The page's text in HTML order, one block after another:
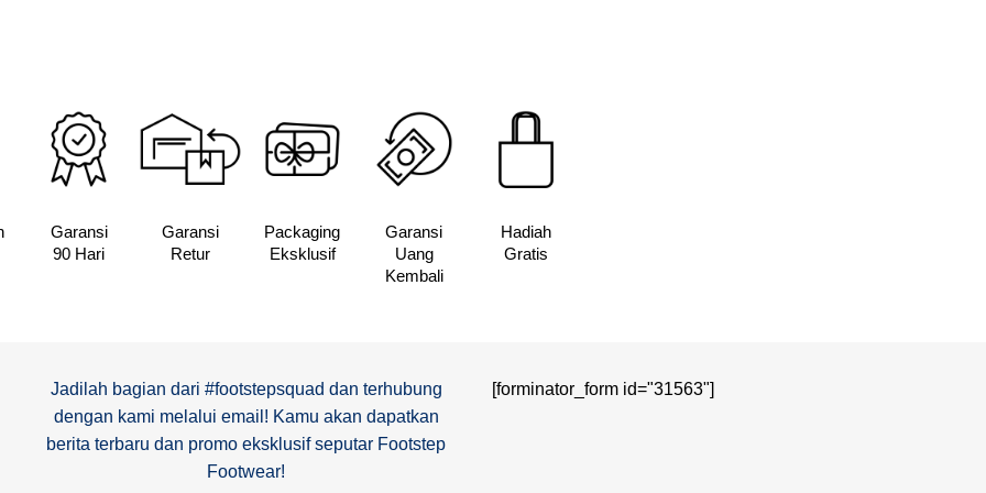
Garansi
90 Hari
Garansi
Retur
Packaging
Eksklusif
Garansi
Uang
Kembali
Hadiah
Gratis
Jadilah bagian dari #footstepsquad dan terhubung
dengan kami melalui email! Kamu akan dapatkan
berita terbaru dan promo eksklusif seputar Footstep
Footwear!
[forminator_form id="31563"]